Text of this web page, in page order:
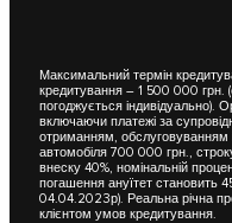
Максимальний термін
кредитування – 1 500 000 грн.
погоджується індивідуально).
включаючи платежі за
отриманням, обслуговуванням
автомобіля 700 000 грн.,
внеску 40%, номінальній
погашення ануїтет становить
04.04.2023р). Реальна річна
клієнтом умов кредитування.